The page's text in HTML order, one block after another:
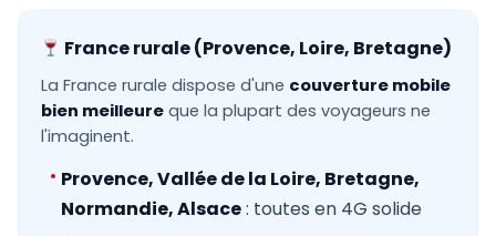
France rurale (Provence, Loire, Bretagne)
La France rurale dispose d'une couverture mobile
bien meilleure que la plupart des voyageurs ne
l'imaginent.
Provence, Vallée de la Loire, Bretagne,
Normandie, Alsace: toutes en 4G solide